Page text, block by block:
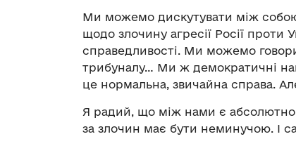
Ми можемо дискутувати між
щодо злочину агресії Росії проти
справедливості. Ми можемо
трибуналу… Ми ж демократичні
це нормальна, звичайна справа.
Я радий, що між нами є абсолютно
за злочин має бути неминучою. І